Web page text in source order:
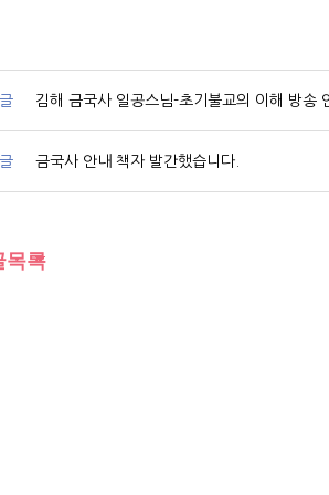
김해 금국사 일공스님-초기불교의 이해 방송
금국사 안내 책자 발간했습니다.
목록